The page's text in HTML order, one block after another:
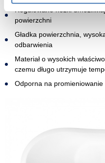
Regulowane nóżki
powierzchni
Gładka powierzchnia,
odbarwienia
Materiał o wysokich
czemu długo utrzymuje
Odporna na promieniowanie